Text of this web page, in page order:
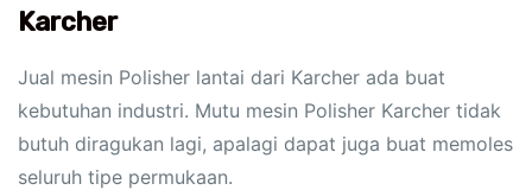
Karcher
Jual mesin Polisher lantai dari Karcher ada buat
kebutuhan industri. Mutu mesin Polisher Karcher tidak
butuh diragukan lagi, apalagi dapat juga buat memoles
seluruh tipe permukaan.